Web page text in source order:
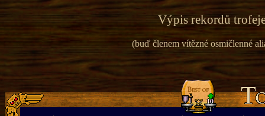
Výpis rekordů
(buď členem vítězné osmičlenné